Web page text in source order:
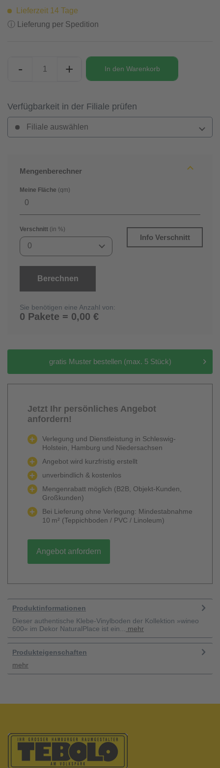
Lieferzeit 14 Tage
ⓘ Lieferung per Spedition
- + In den Warenkorb
Verfügbarkeit in der Filiale prüfen
Filiale auswählen
Mengenberechner
Meine Fläche (qm)
Verschnitt (in %)
0
Info Verschnitt
Berechnen
Sie benötigen eine Anzahl von:
0 Pakete = 0,00 €
gratis Muster bestellen (max. 5 Stück)
Jetzt Ihr persönliches Angebot
anfordern!
Verlegung und Dienstleistung in Schleswig-
Holstein, Hamburg und Niedersachsen
Angebot wird kurzfristig erstellt
unverbindlich & kostenlos
Mengenrabatt möglich (B2B, Objekt-Kunden,
Großkunden)
Bei Lieferung ohne Verlegung: Mindestabnahme
10 m² (Teppichboden / PVC / Linoleum)
Angebot anfordern
Produktinformationen
Dieser authentische Klebe-Vinylboden der Kollektion »wineo
600« im Dekor NaturalPlace ist ein...
mehr
Produkteigenschaften
mehr